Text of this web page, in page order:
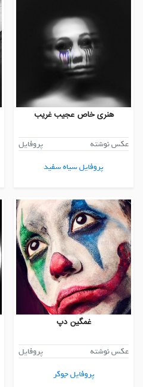
هنری خاص عجیب غریب
عکس نوشته
پروفایل
پروفایل سیاه سفید
غمگین دپ
عکس نوشته
پروفایل
پروفایل جوکر